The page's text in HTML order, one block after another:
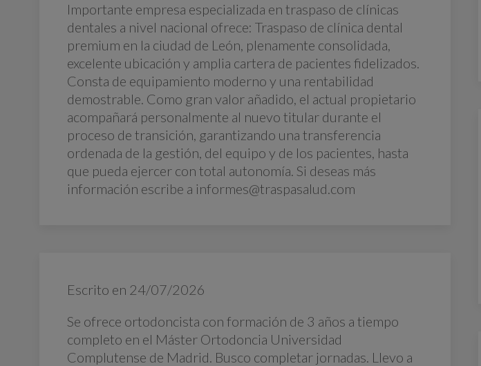
Importante empresa especializada en traspaso de clínicas
dentales a nivel nacional ofrece: Traspaso de clínica dental
premium en la ciudad de León, plenamente consolidada,
excelente ubicación y amplia cartera de pacientes fidelizados.
Consta de equipamiento moderno y una rentabilidad
demostrable. Como gran valor añadido, el actual propietario
acompañará personalmente al nuevo titular durante el
proceso de transición, garantizando una transferencia
ordenada de la gestión, del equipo y de los pacientes, hasta
que pueda ejercer con total autonomía. Si deseas más
información escribe a informes@traspasalud.com
Escrito en 24/07/2026
Se ofrece ortodoncista con formación de 3 años a tiempo
completo en el Máster Ortodoncia Universidad
Complutense de Madrid. Busco completar jornadas. Llevo a